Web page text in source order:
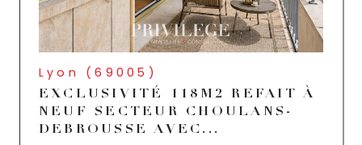
Lyon (69005)
EXCLUSIVITÉ 118M2 REFAIT À
NEUF SECTEUR CHOULANS-
DEBROUSSE AVEC...